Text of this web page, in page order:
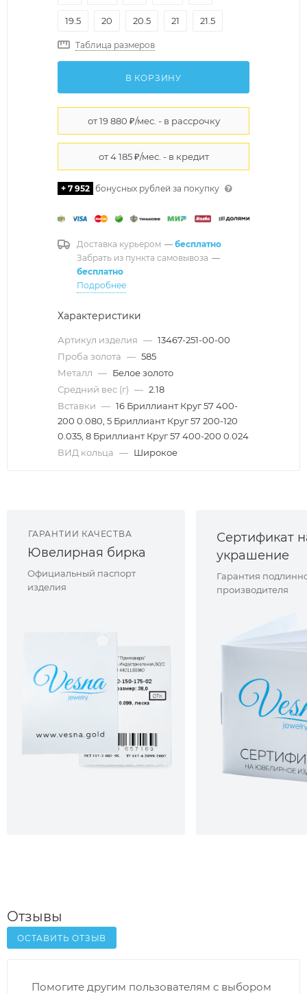
19.5 20 20.5 21 21.5
Таблица размеров
В КОРЗИНУ
+ 7 952 бонусных рублей за покупку
Доставка курьером — бесплатно
Забрать из пункта самовывоза —
бесплатно
Подробнее
Характеристики
Артикул изделия — 13467-251-00-00
Проба золота — 585
Металл — Белое золото
Средний вес (г) — 2.18
Вставки — 16 Бриллиант Круг 57 400-
200 0.080, 5 Бриллиант Круг 57 200-120
0.035, 8 Бриллиант Круг 57 400-200 0.024
ВИД кольца — Широкое
ГАРАНТИИ КАЧЕСТВА
Ювелирная бирка
Официальный паспорт
изделия
Сертификат
украшение
Гарантия
производителя
Отзывы
ОСТАВИТЬ ОТЗЫВ
Помогите другим пользователям с выбором